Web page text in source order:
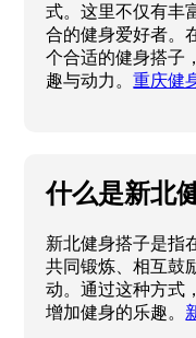
式。这里不仅有丰
合的健身爱好者。
个合适的健身搭子
趣与动力。重庆健
什么是新北
新北健身搭子是指
共同锻炼、相互鼓
动。通过这种方式
增加健身的乐趣。